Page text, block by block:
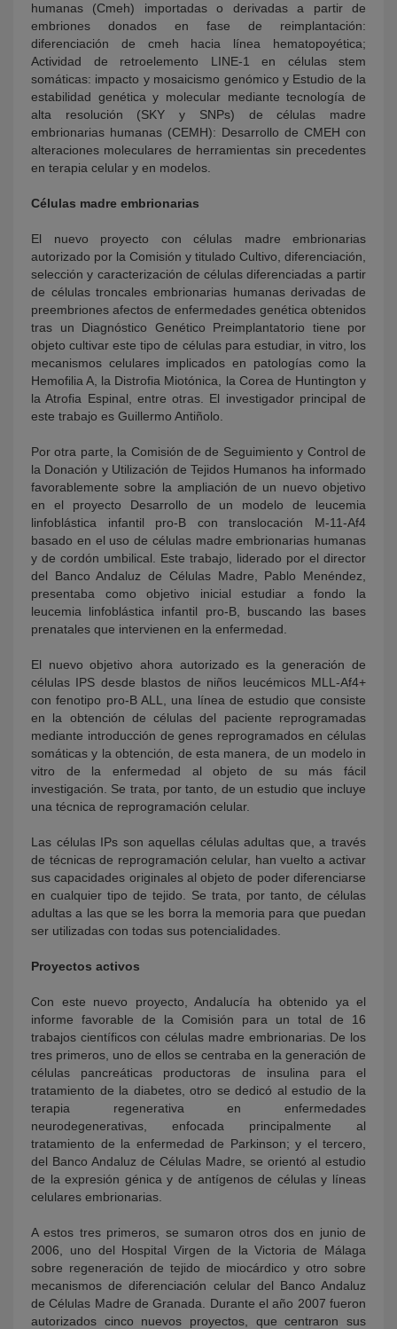
humanas (Cmeh) importadas o derivadas a partir de
embriones donados en fase de reimplantación:
diferenciación de cmeh hacia línea hematopoyética;
Actividad de retroelemento LINE-1 en células stem
somáticas: impacto y mosaicismo genómico y Estudio de la
estabilidad genética y molecular mediante tecnología de
alta resolución (SKY y SNPs) de células madre
embrionarias humanas (CEMH): Desarrollo de CMEH con
alteraciones moleculares de herramientas sin precedentes
en terapia celular y en modelos.
Células madre embrionarias
El nuevo proyecto con células madre embrionarias
autorizado por la Comisión y titulado Cultivo, diferenciación,
selección y caracterización de células diferenciadas a partir
de células troncales embrionarias humanas derivadas de
preembriones afectos de enfermedades genética obtenidos
tras un Diagnóstico Genético Preimplantatorio tiene por
objeto cultivar este tipo de células para estudiar, in vitro, los
mecanismos celulares implicados en patologías como la
Hemofilia A, la Distrofia Miotónica, la Corea de Huntington y
la Atrofia Espinal, entre otras. El investigador principal de
este trabajo es Guillermo Antiñolo.
Por otra parte, la Comisión de de Seguimiento y Control de
la Donación y Utilización de Tejidos Humanos ha informado
favorablemente sobre la ampliación de un nuevo objetivo
en el proyecto Desarrollo de un modelo de leucemia
linfoblástica infantil pro-B con translocación M-11-Af4
basado en el uso de células madre embrionarias humanas
y de cordón umbilical. Este trabajo, liderado por el director
del Banco Andaluz de Células Madre, Pablo Menéndez,
presentaba como objetivo inicial estudiar a fondo la
leucemia linfoblástica infantil pro-B, buscando las bases
prenatales que intervienen en la enfermedad.
El nuevo objetivo ahora autorizado es la generación de
células IPS desde blastos de niños leucémicos MLL-Af4+
con fenotipo pro-B ALL, una línea de estudio que consiste
en la obtención de células del paciente reprogramadas
mediante introducción de genes reprogramados en células
somáticas y la obtención, de esta manera, de un modelo in
vitro de la enfermedad al objeto de su más fácil
investigación. Se trata, por tanto, de un estudio que incluye
una técnica de reprogramación celular.
Las células IPs son aquellas células adultas que, a través
de técnicas de reprogramación celular, han vuelto a activar
sus capacidades originales al objeto de poder diferenciarse
en cualquier tipo de tejido. Se trata, por tanto, de células
adultas a las que se les borra la memoria para que puedan
ser utilizadas con todas sus potencialidades.
Proyectos activos
Con este nuevo proyecto, Andalucía ha obtenido ya el
informe favorable de la Comisión para un total de 16
trabajos científicos con células madre embrionarias. De los
tres primeros, uno de ellos se centraba en la generación de
células pancreáticas productoras de insulina para el
tratamiento de la diabetes, otro se dedicó al estudio de la
terapia regenerativa en enfermedades
neurodegenerativas, enfocada principalmente al
tratamiento de la enfermedad de Parkinson; y el tercero,
del Banco Andaluz de Células Madre, se orientó al estudio
de la expresión génica y de antígenos de células y líneas
celulares embrionarias.
A estos tres primeros, se sumaron otros dos en junio de
2006, uno del Hospital Virgen de la Victoria de Málaga
sobre regeneración de tejido de miocárdico y otro sobre
mecanismos de diferenciación celular del Banco Andaluz
de Células Madre de Granada. Durante el año 2007 fueron
autorizados cinco nuevos proyectos, que centraron sus